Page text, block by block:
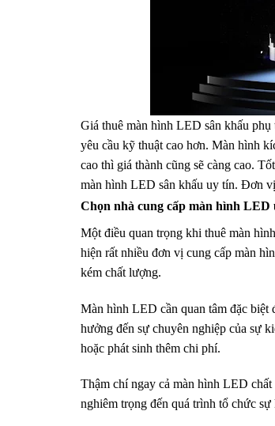
Giá thuê màn hình LED sân khấu
yêu cầu kỹ thuật cao hơn. Màn hình
cao thì giá thành cũng sẽ càng cao.
màn hình LED sân khấu uy tín. Đơn
Chọn nhà cung cấp màn hình LED
Một điều quan trọng khi thuê màn
hiện rất nhiều đơn vị cung cấp màn
kém chất lượng.
Màn hình LED cần quan tâm đặc
hưởng đến sự chuyên nghiệp của sự
hoặc phát sinh thêm chi phí.
Thậm chí ngay cả màn hình LED
nghiêm trọng đến quá trình tổ chức sự